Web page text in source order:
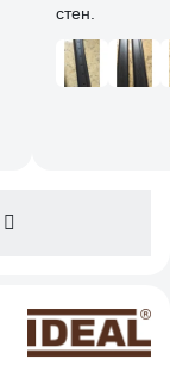
стен.